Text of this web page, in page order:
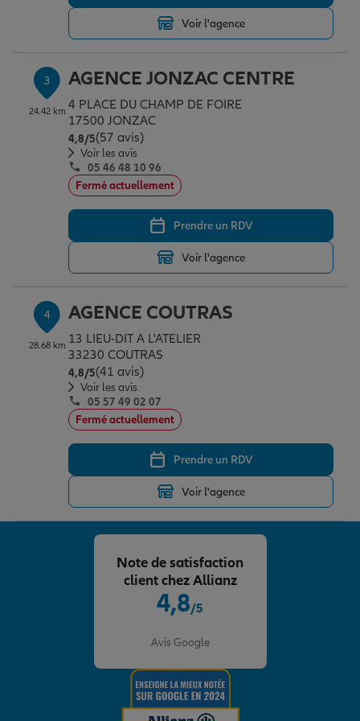
Garantie des accidents de la vie
Assurance scolaire
Protection juridique
Tous nos devis d'assurance
Voir l'agence
3
24.42 km
AGENCE JONZAC CENTRE
4 PLACE DU CHAMP DE FOIRE
17500 JONZAC
4,8/5Note de 4.8 sur 5
(57 avis)
Voir les avis
05 46 48 10 96
Fermé actuellement
Prendre un RDV
Voir l'agence
4
28.68 km
AGENCE COUTRAS
13 LIEU-DIT A L'ATELIER
33230 COUTRAS
4,8/5Note de 4.8 sur 5
(41 avis)
Voir les avis
05 57 49 02 07
Fermé actuellement
Prendre un RDV
Voir l'agence
4,8/5
Avis Google
Note de satisfaction
client chez Allianz